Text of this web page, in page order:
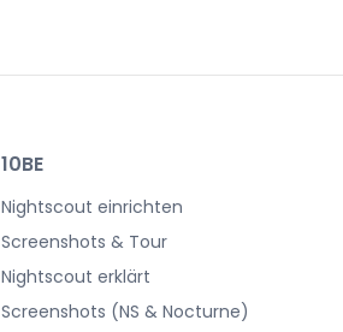
10BE
Nightscout einrichten
Screenshots & Tour
Nightscout erklärt
Screenshots (NS & Nocturne)